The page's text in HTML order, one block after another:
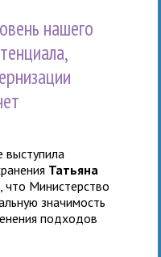
нашего
выступила
Татьяна
что Министерство
значимость
подходов